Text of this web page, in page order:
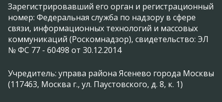
Зарегистрировавший его орган и регистрационный
номер: Федеральная служба по надзору в сфере
связи, информационных технологий и массовых
коммуникаций (Роскомнадзор), свидетельство: ЭЛ
№ ФС 77 - 60498 от 30.12.2014
Учредитель: управа района Ясенево города Москвы
(117463, Москва г., ул. Паустовского, д. 8, к. 1)